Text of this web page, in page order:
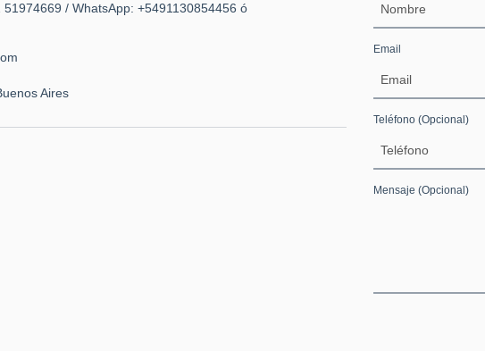
/ WhatsApp: +5491130854456 ó
Aires
Email
Teléfono (Opcional)
Mensaje (Opcional)